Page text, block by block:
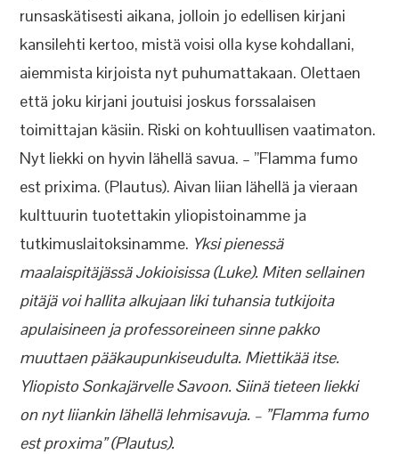
runsaskätisesti aikana, jolloin jo edellisen kirjani
kansilehti kertoo, mistä voisi olla kyse kohdallani,
aiemmista kirjoista nyt puhumattakaan. Olettaen
että joku kirjani joutuisi joskus forssalaisen
toimittajan käsiin. Riski on kohtuullisen vaatimaton.
Nyt liekki on hyvin lähellä savua. – ”Flamma fumo
est prixima. (Plautus). Aivan liian lähellä ja vieraan
kulttuurin tuotettakin yliopistoinamme ja
tutkimuslaitoksinamme. Yksi pienessä
maalaispitäjässä Jokioisissa (Luke). Miten sellainen
pitäjä voi hallita alkujaan liki tuhansia tutkijoita
apulaisineen ja professoreineen sinne pakko
muuttaen pääkaupunkiseudulta. Miettikää itse.
Yliopisto Sonkajärvelle Savoon. Siinä tieteen liekki
on nyt liiankin lähellä lehmisavuja. – ”Flamma fumo
est proxima” (Plautus).